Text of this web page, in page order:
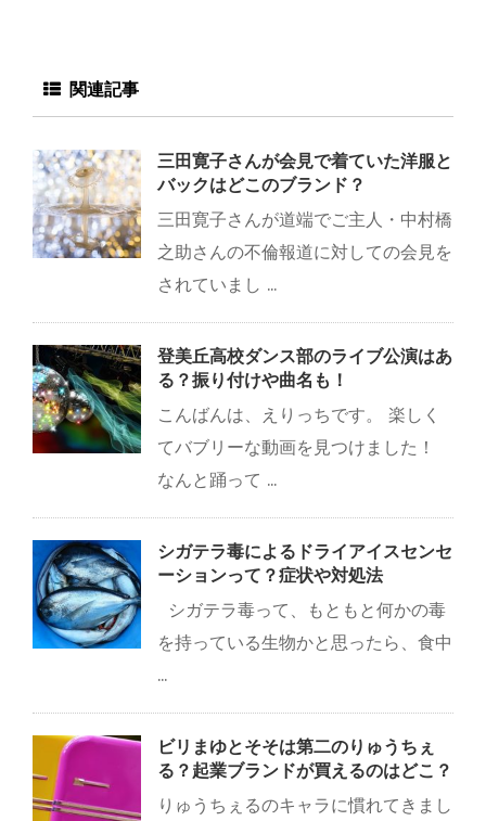
関連記事
三田寛子さんが会見で着ていた洋服と
バックはどこのブランド？
三田寛子さんが道端でご主人・中村橋
之助さんの不倫報道に対しての会見を
されていまし ...
登美丘高校ダンス部のライブ公演はあ
る？振り付けや曲名も！
こんばんは、えりっちです。 楽しく
てバブリーな動画を見つけました！
なんと踊って ...
シガテラ毒によるドライアイスセンセ
ーションって？症状や対処法
シガテラ毒って、もともと何かの毒
を持っている生物かと思ったら、食中
...
ビリまゆとそそは第二のりゅうちぇ
る？起業ブランドが買えるのはどこ？
りゅうちぇるのキャラに慣れてきまし